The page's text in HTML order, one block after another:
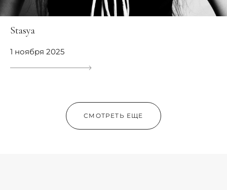
Stasya
1 ноября 2025
СМОТРЕТЬ ЕЩЕ